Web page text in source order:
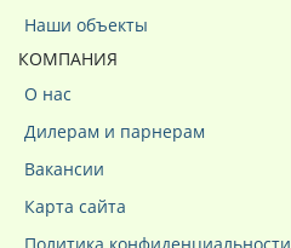
Наши объекты
КОМПАНИЯ
О нас
Дилерам и парнерам
Вакансии
Карта сайта